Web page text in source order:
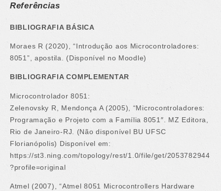
Referências
BIBLIOGRAFIA BÁSICA
Moraes R (2020), “Introdução aos Microcontroladores:
8051”, apostila. (Disponível no Moodle)
BIBLIOGRAFIA COMPLEMENTAR
Microcontrolador 8051:
Zelenovsky R, Mendonça A (2005), “Microcontroladores:
Programação e Projeto com a Família 8051″. MZ Editora,
Rio de Janeiro-RJ. (Não disponível BU UFSC
Florianópolis) Disponível em:
https://st3.ning.com/topology/rest/1.0/file/get/2053782944
?profile=original
Atmel (2007), “Atmel 8051 Microcontrollers Hardware